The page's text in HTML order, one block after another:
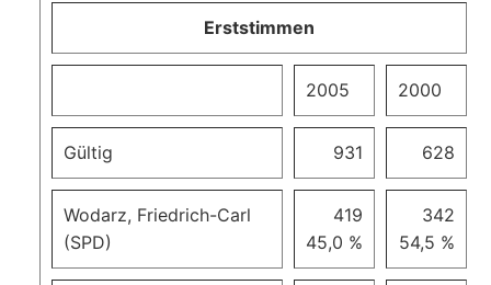
Erststimmen
2005 2000
Gültig 931 628
Wodarz, Friedrich-Carl
(SPD)
419
45,0 %
342
54,5 %